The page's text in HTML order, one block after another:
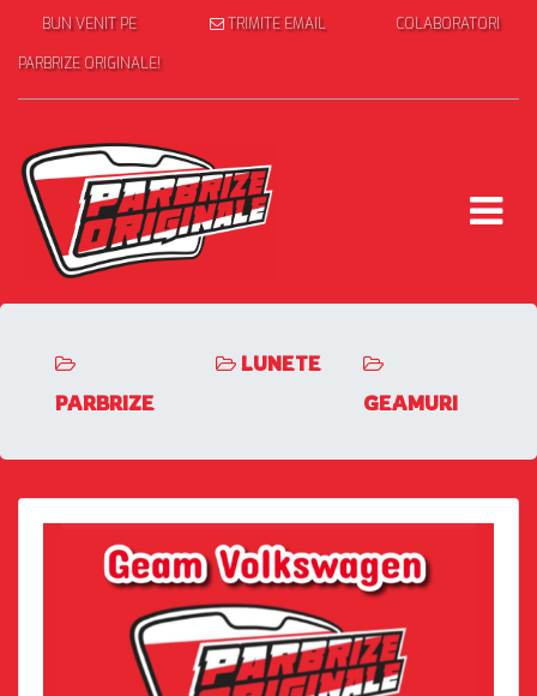
BUN VENIT PE
PARBRIZE ORIGINALE!
TRIMITE EMAIL COLABORATORI
PARBRIZE
LUNETE
GEAMURI